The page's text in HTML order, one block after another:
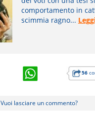
comportamento in
scimmia ragno...
56
Vuoi lasciare un commento?